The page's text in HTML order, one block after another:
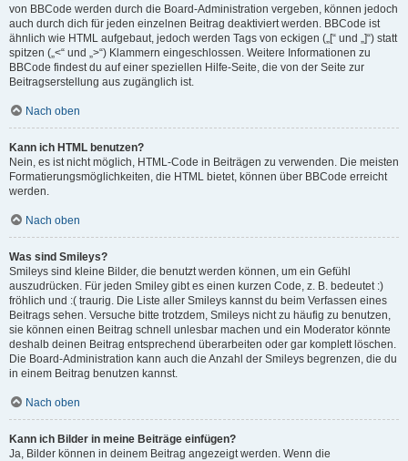
von BBCode werden durch die Board-Administration vergeben, können jedoch
auch durch dich für jeden einzelnen Beitrag deaktiviert werden. BBCode ist
ähnlich wie HTML aufgebaut, jedoch werden Tags von eckigen („[“ und „]“) statt
spitzen („<“ und „>“) Klammern eingeschlossen. Weitere Informationen zu
BBCode findest du auf einer speziellen Hilfe-Seite, die von der Seite zur
Beitragserstellung aus zugänglich ist.
Nach oben
Kann ich HTML benutzen?
Nein, es ist nicht möglich, HTML-Code in Beiträgen zu verwenden. Die meisten
Formatierungsmöglichkeiten, die HTML bietet, können über BBCode erreicht
werden.
Nach oben
Was sind Smileys?
Smileys sind kleine Bilder, die benutzt werden können, um ein Gefühl
auszudrücken. Für jeden Smiley gibt es einen kurzen Code, z. B. bedeutet :)
fröhlich und :( traurig. Die Liste aller Smileys kannst du beim Verfassen eines
Beitrags sehen. Versuche bitte trotzdem, Smileys nicht zu häufig zu benutzen,
sie können einen Beitrag schnell unlesbar machen und ein Moderator könnte
deshalb deinen Beitrag entsprechend überarbeiten oder gar komplett löschen.
Die Board-Administration kann auch die Anzahl der Smileys begrenzen, die du
in einem Beitrag benutzen kannst.
Nach oben
Kann ich Bilder in meine Beiträge einfügen?
Ja, Bilder können in deinem Beitrag angezeigt werden. Wenn die